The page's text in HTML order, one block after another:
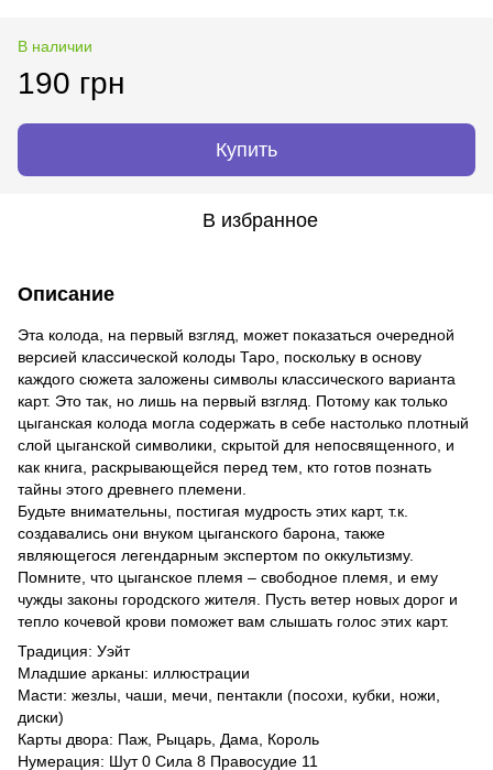
В наличии
190 грн
Купить
В избранное
Описание
Эта колода, на первый взгляд, может показаться очередной
версией классической колоды Таро, поскольку в основу
каждого сюжета заложены символы классического варианта
карт. Это так, но лишь на первый взгляд. Потому как только
цыганская колода могла содержать в себе настолько плотный
слой цыганской символики, скрытой для непосвященного, и
как книга, раскрывающейся перед тем, кто готов познать
тайны этого древнего племени.
Будьте внимательны, постигая мудрость этих карт, т.к.
создавались они внуком цыганского барона, также
являющегося легендарным экспертом по оккультизму.
Помните, что цыганское племя – свободное племя, и ему
чужды законы городского жителя. Пусть ветер новых дорог и
тепло кочевой крови поможет вам слышать голос этих карт.
Традиция: Уэйт
Младшие арканы: иллюстрации
Масти: жезлы, чаши, мечи, пентакли (посохи, кубки, ножи,
диски)
Карты двора: Паж, Рыцарь, Дама, Король
Нумерация: Шут 0 Сила 8 Правосудие 11